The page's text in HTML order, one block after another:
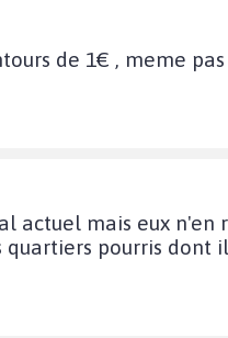
de 1€ , meme
actuel mais eux
pourris dont